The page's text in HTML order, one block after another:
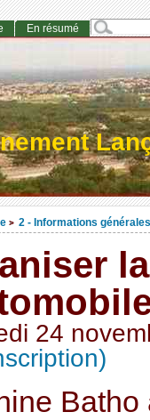
> 2 - Informations générales
24
Batho
En résumé